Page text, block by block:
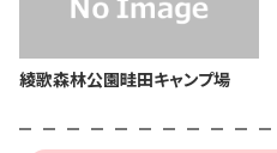
綾歌森林公園畦田キャンプ場